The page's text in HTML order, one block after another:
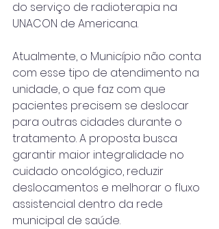
do serviço de radioterapia na
UNACON de Americana.
Atualmente, o Município não conta
com esse tipo de atendimento na
unidade, o que faz com que
pacientes precisem se deslocar
para outras cidades durante o
tratamento. A proposta busca
garantir maior integralidade no
cuidado oncológico, reduzir
deslocamentos e melhorar o fluxo
assistencial dentro da rede
municipal de saúde.